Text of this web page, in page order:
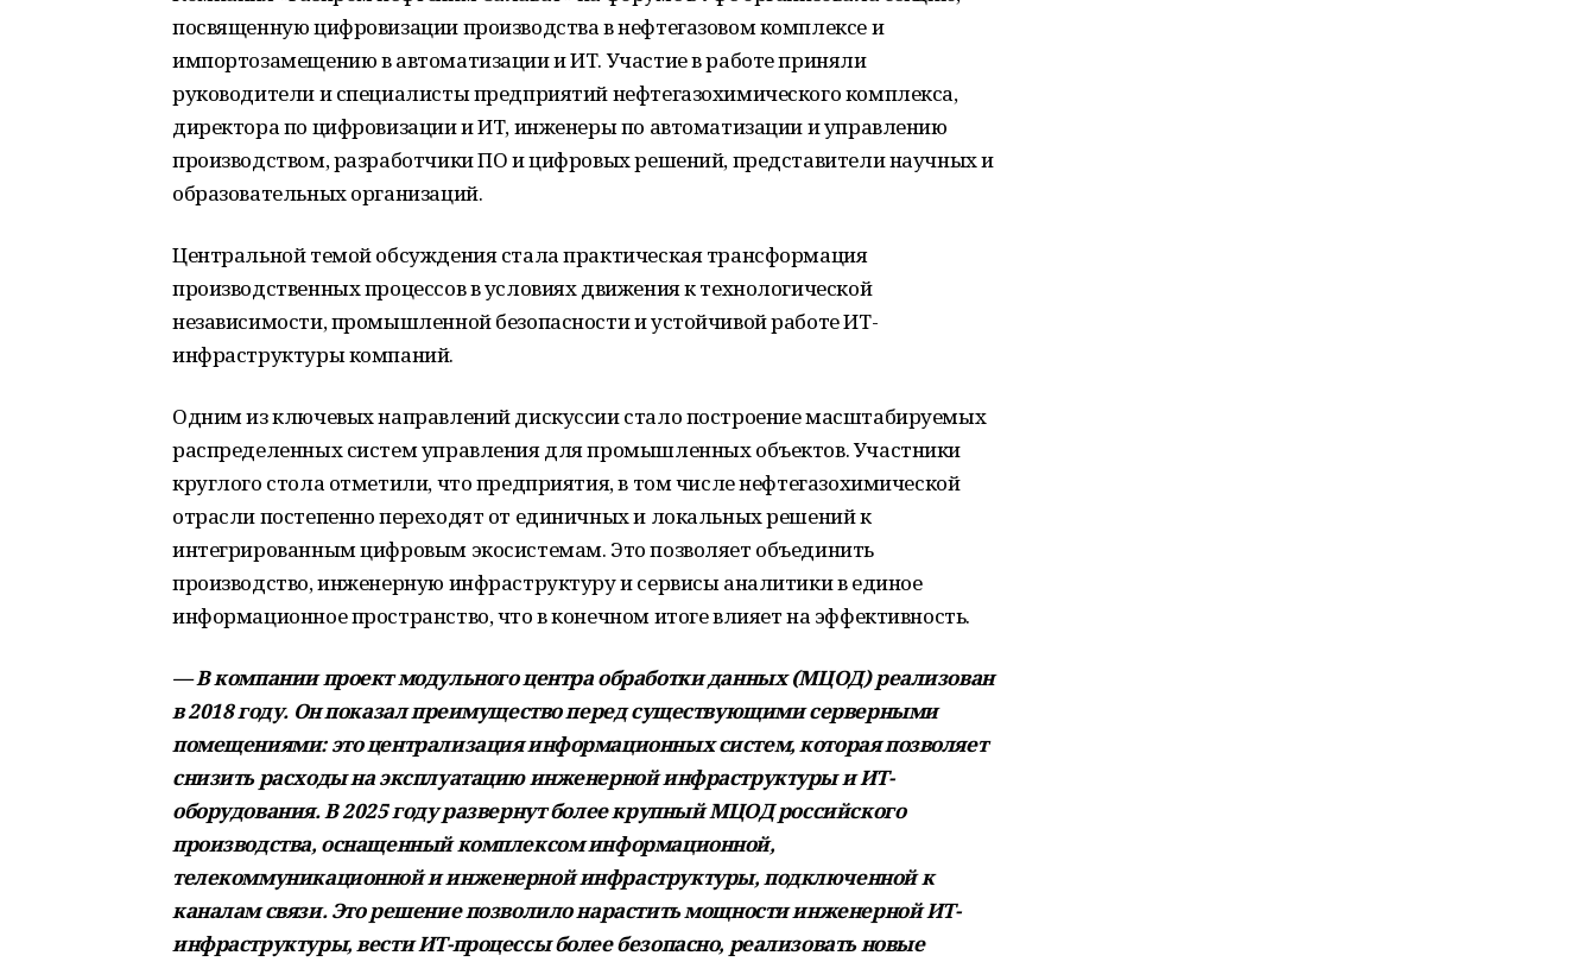
посвященную цифровизации производства в нефтегазовом комплексе и
импортозамещению в автоматизации и ИТ. Участие в работе приняли
руководители и специалисты предприятий нефтегазохимического комплекса,
директора по цифровизации и ИТ, инженеры по автоматизации и управлению
производством, разработчики ПО и цифровых решений, представители научных и
образовательных организаций.
Центральной темой обсуждения стала практическая трансформация
производственных процессов в условиях движения к технологической
независимости, промышленной безопасности и устойчивой работе ИТ-
инфраструктуры компаний.
Одним из ключевых направлений дискуссии стало построение масштабируемых
распределенных систем управления для промышленных объектов. Участники
круглого стола отметили, что предприятия, в том числе нефтегазохимической
отрасли постепенно переходят от единичных и локальных решений к
интегрированным цифровым экосистемам. Это позволяет объединить
производство, инженерную инфраструктуру и сервисы аналитики в единое
информационное пространство, что в конечном итоге влияет на эффективность.
— В компании проект модульного центра обработки данных (МЦОД) реализован
в 2018 году. Он показал преимущество перед существующими серверными
помещениями: это централизация информационных систем, которая позволяет
снизить расходы на эксплуатацию инженерной инфраструктуры и ИТ-
оборудования. В 2025 году развернут более крупный МЦОД российского
производства, оснащенный комплексом информационной,
телекоммуникационной и инженерной инфраструктуры, подключенной к
каналам связи. Это решение позволило нарастить мощности инженерной ИТ-
инфраструктуры, вести ИТ-процессы более безопасно, реализовать новые